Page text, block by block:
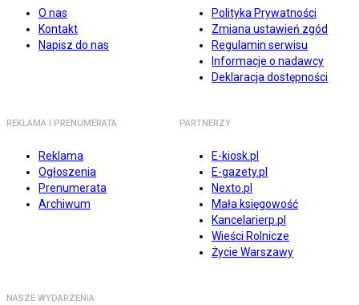
O nas
Kontakt
Napisz do nas
Polityka Prywatności
Zmiana ustawień zgód
Regulamin serwisu
Informacje o nadawcy
Deklaracja dostępności
REKLAMA I PRENUMERATA
Reklama
Ogłoszenia
Prenumerata
Archiwum
PARTNERZY
E-kiosk.pl
E-gazety.pl
Nexto.pl
Mała księgowość
Kancelarierp.pl
Wieści Rolnicze
Życie Warszawy
NASZE WYDARZENIA